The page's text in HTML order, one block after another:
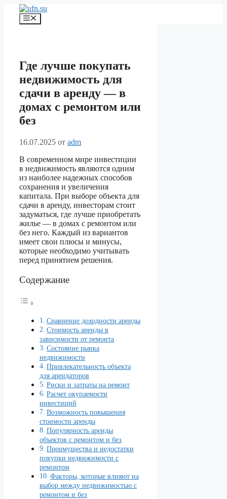
Перейти
содержимому
Меню
Где лучше покупать
недвижимость для
сдачи в аренду — в
домах с ремонтом или
без
16.07.2025 от adm
В современном мире инвестиции
в недвижимость являются одним
из наиболее надежных способов
сохранения и увеличения
капитала. При выборе объекта для
сдачи в аренду, инвесторам стоит
задуматься, где лучше приобретать
жилье — в домах с ремонтом или
без него. Каждый из вариантов
имеет свои плюсы и минусы,
которые необходимо учитывать
перед принятием решения.
Содержание
Сравнение доходности аренды
Стоимость аренды в
зависимости от ремонта
Состояние рынка
недвижимости
Привлекательность объекта
для арендаторов
Риски и затраты на ремонт
Расчет окупаемости
инвестиций
Возможность повышения
стоимости аренды
Популярность аренды
объектов с ремонтом и без
Преимущества и недостатки
покупки недвижимости с
ремонтом
Факторы, которые влияют на
выбор между недвижимостью с
ремонтом и без